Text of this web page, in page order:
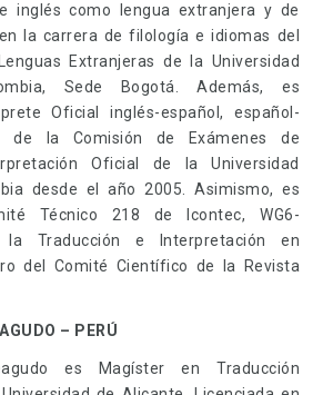
inglés como lengua extranjera y de
la carrera de filología e idiomas del
Extranjeras de la Universidad
Sede Bogotá. Además, es
Oficial inglés-español, español-
de la Comisión de Exámenes de
Oficial de la Universidad
desde el año 2005. Asimismo, es
Técnico 218 de Icontec, WG6-
la Traducción e Interpretación en
del Comité Científico de la Revista
– PERÚ
es Magíster en Traducción